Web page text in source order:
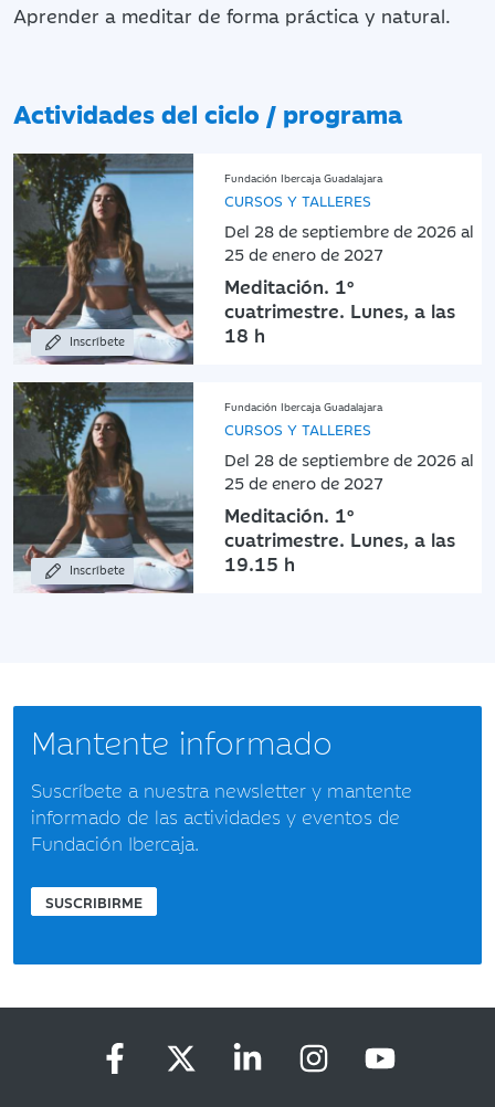
Aprender a meditar de forma práctica y natural.
Actividades del ciclo / programa
Inscríbete
Fundación Ibercaja Guadalajara
CURSOS Y TALLERES
Del 28 de septiembre de 2026 al
25 de enero de 2027
Meditación. 1º
cuatrimestre. Lunes, a las
18 h
Inscríbete
Fundación Ibercaja Guadalajara
CURSOS Y TALLERES
Del 28 de septiembre de 2026 al
25 de enero de 2027
Meditación. 1º
cuatrimestre. Lunes, a las
19.15 h
Mantente informado
Suscríbete a nuestra newsletter y mantente
informado de las actividades y eventos de
Fundación Ibercaja.
SUSCRIBIRME